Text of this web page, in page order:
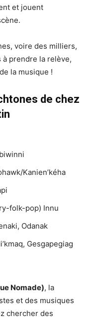
et jouent
voire des milliers,
à prendre la relève,
la musique !
de chez
Kanien’kéha
folk-pop) Innu
Odanak
Gesgapegiag
Nomade), la
et des musiques
chercher des